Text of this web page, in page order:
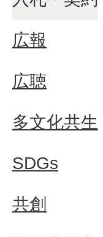
広報
広聴
多文化共生
SDGs
共創